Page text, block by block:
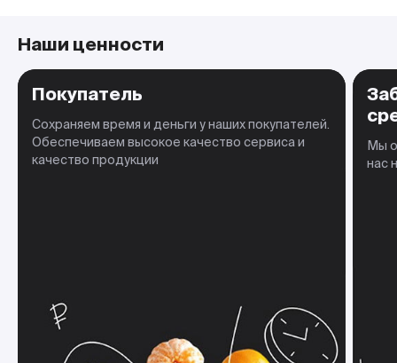
Наши ценности
Покупатель
Сохраняем время и деньги у наших покупателей.
Обеспечиваем высокое качество сервиса и
качество продукции
Мы
нас